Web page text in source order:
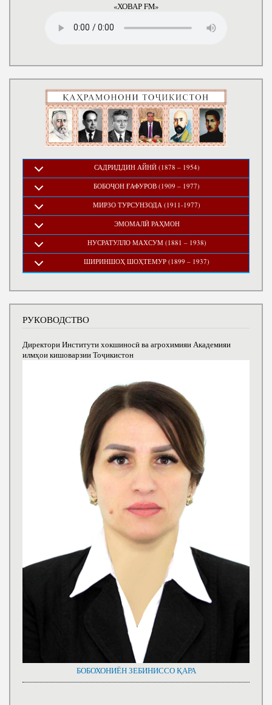
«ХОВАР FM»
САДРИДДИН АЙНӢ (1878 – 1954)
БОБОҶОН ҒАФУРОВ (1909 – 1977)
МИРЗО ТУРСУНЗОДА (1911-1977)
ЭМОМАЛӢ РАҲМОН
НУСРАТУЛЛО МАХСУМ (1881 – 1938)
ШИРИНШОҲ ШОҲТЕМУР (1899 – 1937)
РУКОВОДСТВО
Директори Институти хокшиносӣ ва агрохимияи Академияи
илмҳои кишоварзии Тоҷикистон
БОБОХОНИЁН ЗЕБИНИССО ҚАРА